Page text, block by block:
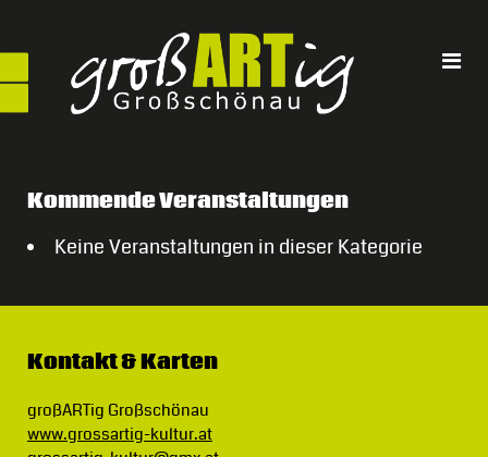
Kommende Veranstaltungen
Keine Veranstaltungen in dieser Kategorie
Kontakt & Karten
großARTig Großschönau
www.grossartig-kultur.at